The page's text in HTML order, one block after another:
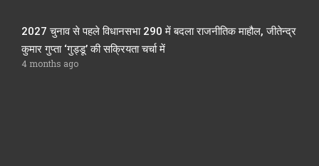
2027 चुनाव से पहले विधानसभा 290 में बदला राजनीतिक माहौल, जीतेन्द्र
कुमार गुप्ता ‘गुड्डू’ की सक्रियता चर्चा में
4 months ago